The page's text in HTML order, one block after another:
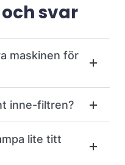
svar
maskinen för
inne-filtren?
lite titt